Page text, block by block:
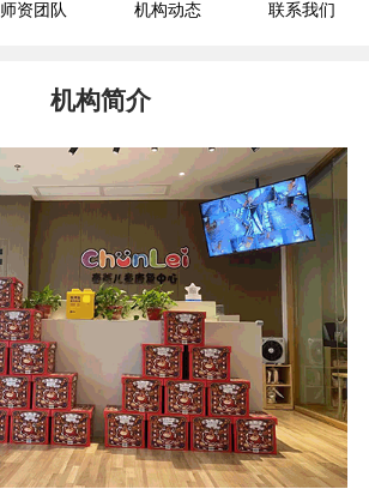
师资团队 机构动态 联系我们
机构简介